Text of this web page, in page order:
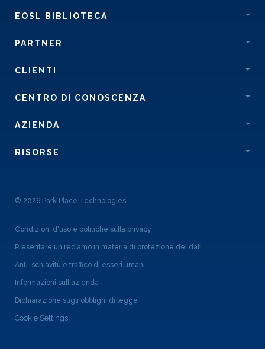
EOSL BIBLIOTECA
PARTNER
CLIENTI
CENTRO DI CONOSCENZA
AZIENDA
RISORSE
© 2026 Park Place Technologies
Condizioni d'uso e politiche sulla privacy
Presentare un reclamo in materia di protezione dei dati
Anti-schiavitù e traffico di esseri umani
Informazioni sull'azienda
Dichiarazione sugli obblighi di legge
Cookie Settings